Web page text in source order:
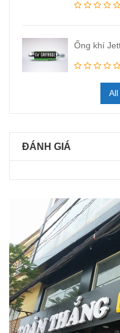
Ống khí
ĐÁNH GIÁ